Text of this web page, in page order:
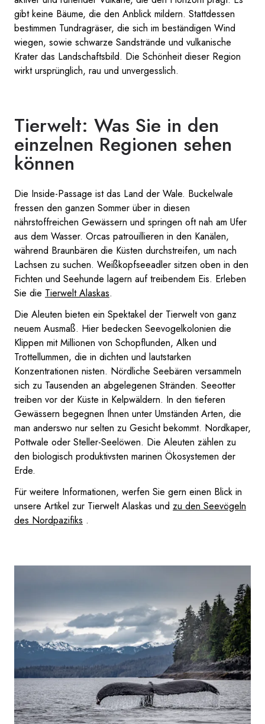
gibt keine Bäume, die den Anblick mildern. Stattdessen
bestimmen Tundragräser, die sich im beständigen Wind
wiegen, sowie schwarze Sandstrände und vulkanische
Krater das Landschaftsbild. Die Schönheit dieser Region
wirkt ursprünglich, rau und unvergesslich.
Tierwelt: Was Sie in den
einzelnen Regionen sehen
können
Die Inside-Passage ist das Land der Wale. Buckelwale
fressen den ganzen Sommer über in diesen
nährstoffreichen Gewässern und springen oft nah am Ufer
aus dem Wasser. Orcas patrouillieren in den Kanälen,
während Braunbären die Küsten durchstreifen, um nach
Lachsen zu suchen. Weißkopfseeadler sitzen oben in den
Fichten und Seehunde lagern auf treibendem Eis. Erleben
Sie die Tierwelt Alaskas.
Die Aleuten bieten ein Spektakel der Tierwelt von ganz
neuem Ausmaß. Hier bedecken Seevogelkolonien die
Klippen mit Millionen von Schopflunden, Alken und
Trottellummen, die in dichten und lautstarken
Konzentrationen nisten. Nördliche Seebären versammeln
sich zu Tausenden an abgelegenen Stränden. Seeotter
treiben vor der Küste in Kelpwäldern. In den tieferen
Gewässern begegnen Ihnen unter Umständen Arten, die
man anderswo nur selten zu Gesicht bekommt. Nordkaper,
Pottwale oder Steller-Seelöwen. Die Aleuten zählen zu
den biologisch produktivsten marinen Ökosystemen der
Erde.
Für weitere Informationen, werfen Sie gern einen Blick in
unsere Artikel zur Tierwelt Alaskas und zu den Seevögeln
des Nordpazifiks .